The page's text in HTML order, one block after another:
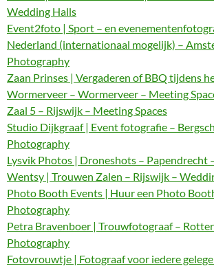
Wedding Halls
Event2foto | Sport – en
Nederland (internationaal mogelijk) –
Photography
Zaan Prinses | Vergaderen of BBQ tijdens
Wormerveer – Wormerveer – Meeting
Zaal 5 – Rijswijk – Meeting Spaces
Studio Dijkgraaf | Event fotografie –
Photography
Lysvik Photos | Droneshots – Papendrecht
Wentsy | Trouwen Zalen – Rijswijk –
Photo Booth Events | Huur een Photo
Photography
Petra Bravenboer | Trouwfotograaf –
Photography
Fotovrouwtje | Fotograaf voor iedere